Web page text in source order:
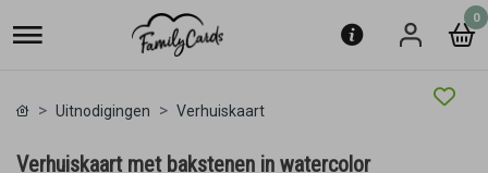
0
Uitnodigingen Verhuiskaart
Verhuiskaart met bakstenen in watercolor